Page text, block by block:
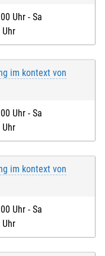
Uhr - Sa
im kontext von
Uhr - Sa
im kontext von
Uhr - Sa